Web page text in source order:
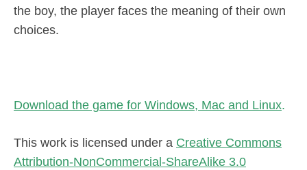
the boy, the player faces the meaning of their own
choices.
Download the game for Windows, Mac and Linux.
This work is licensed under a Creative Commons
Attribution-NonCommercial-ShareAlike 3.0